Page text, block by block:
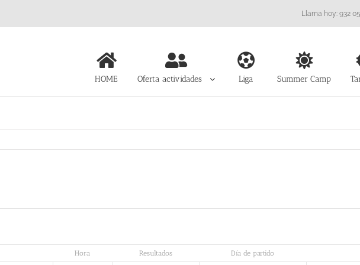
Llama hoy: 932
HOME Oferta actividades Liga Summer Camp
Hora Resultados Día de partido